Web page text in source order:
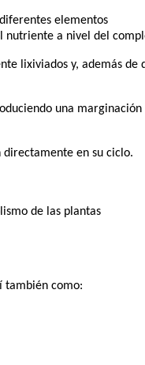
elementos
nutriente a nivel del
lixiviados y, además
una
directamente en su ciclo.
de las plantas
también como: